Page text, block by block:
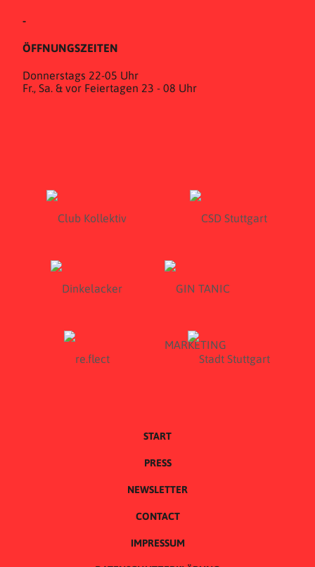
-
ÖFFNUNGSZEITEN
Donnerstags 22-05 Uhr
Fr., Sa. & vor Feiertagen 23 - 08 Uhr
START
PRESS
NEWSLETTER
CONTACT
IMPRESSUM